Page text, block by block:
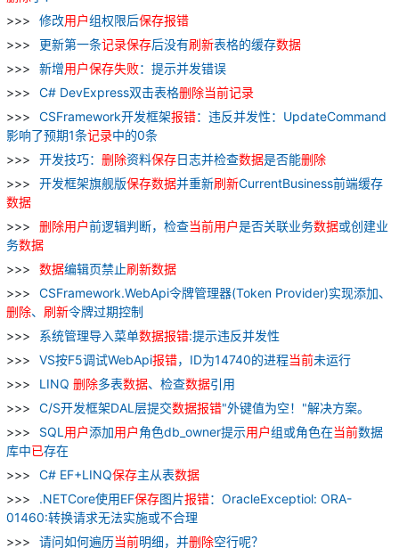
修改用户组权限后保存报错
更新第一条记录保存后没有刷新表格的缓存数据
新增用户保存失败：提示并发错误
C# DevExpress双击表格删除当前记录
CSFramework开发框架报错：违反并发性：UpdateCommand
影响了预期1条记录中的0条
开发技巧： 删除资料保存日志并检查数据是否能删除
开发框架旗舰版保存数据并重新刷新CurrentBusiness前端缓存
数据
删除用户前逻辑判断，检查当前用户是否关联业务数据或创建业
务数据
数据编辑页禁止刷新数据
CSFramework.WebApi令牌管理器(Token Provider)实现添加、
删除、 刷新令牌过期控制
系统管理导入菜单数据报错:提示违反并发性
VS按F5调试WebApi报错，ID为14740的进程当前未运行
LINQ 删除多表数据、检查数据引用
C/S开发框架DAL层提交数据报错"外键值为空！"解决方案。
SQL 用户添加用户角色db_owner提示用户组或角色在当前数据
库中已存在
C# EF+LINQ保存主从表数据
.NETCore使用EF保存图片报错：OracleExceptiol: ORA-
01460:转换请求无法实施或不合理
请问如何遍历当前明细，并删除空行呢？